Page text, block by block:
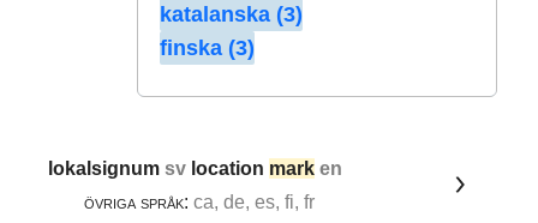
katalanska (3)
finska (3)
lokalsignumsv location mark en
övriga språk: ca, de, es, fi, fr